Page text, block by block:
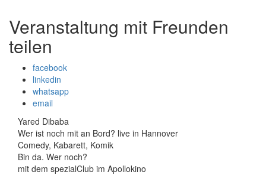
Veranstaltung mit Freunden
teilen
facebook
linkedin
whatsapp
email
Yared Dibaba
Wer ist noch mit an Bord? live in Hannover
Comedy, Kabarett, Komik
Bin da. Wer noch?
mit dem spezialClub im Apollokino